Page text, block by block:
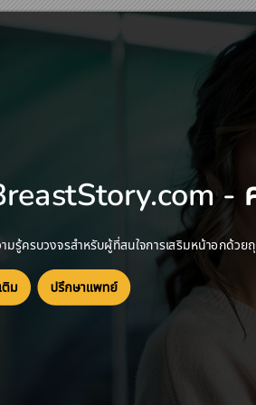
tStory.com -

 